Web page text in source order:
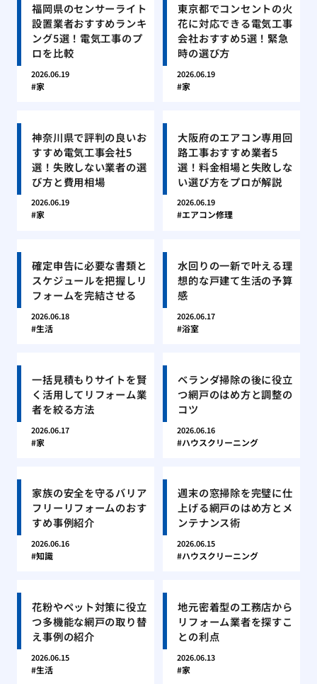
福岡県のセンサーライト
設置業者おすすめランキ
ング5選！電気工事のプ
ロを比較
2026.06.19
家
東京都でコンセントの火
花に対応できる電気工事
会社おすすめ5選！緊急
時の選び方
2026.06.19
家
神奈川県で評判の良いお
すすめ電気工事会社5
選！失敗しない業者の選
び方と費用相場
2026.06.19
家
大阪府のエアコン専用回
路工事おすすめ業者5
選！料金相場と失敗しな
い選び方をプロが解説
2026.06.19
エアコン修理
確定申告に必要な書類と
スケジュールを把握しリ
フォームを完結させる
2026.06.18
生活
水回りの一新で叶える理
想的な戸建て生活の予算
感
2026.06.17
浴室
一括見積もりサイトを賢
く活用してリフォーム業
者を絞る方法
2026.06.17
家
ベランダ掃除の後に役立
つ網戸のはめ方と調整の
コツ
2026.06.16
ハウスクリーニング
家族の安全を守るバリア
フリーリフォームのおす
すめ事例紹介
2026.06.16
知識
週末の窓掃除を完璧に仕
上げる網戸のはめ方とメ
ンテナンス術
2026.06.15
ハウスクリーニング
花粉やペット対策に役立
つ多機能な網戸の取り替
え事例の紹介
2026.06.15
生活
地元密着型の工務店から
リフォーム業者を探すこ
との利点
2026.06.13
家